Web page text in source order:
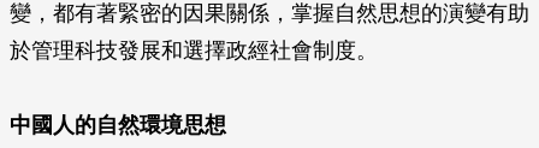
變，都有著緊密的因果關係，掌握自然思想的演變有助
於管理科技發展和選擇政經社會制度。
中國人的自然環境思想